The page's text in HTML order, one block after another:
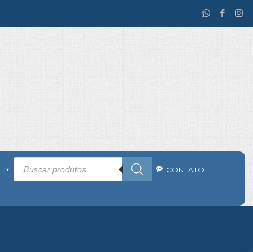
Pesquisar
produtos CONTATO